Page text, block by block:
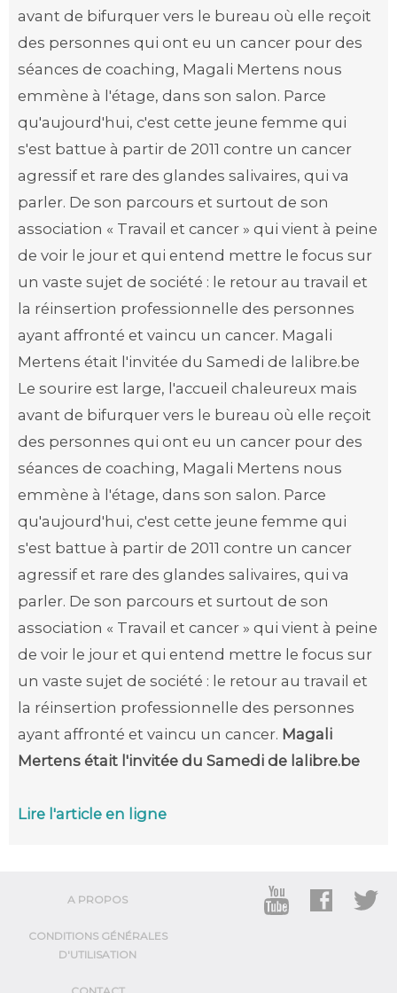
avant de bifurquer vers le bureau où elle reçoit
des personnes qui ont eu un cancer pour des
séances de coaching, Magali Mertens nous
emmène à l'étage, dans son salon. Parce
qu'aujourd'hui, c'est cette jeune femme qui
s'est battue à partir de 2011 contre un cancer
agressif et rare des glandes salivaires, qui va
parler. De son parcours et surtout de son
association « Travail et cancer » qui vient à peine
de voir le jour et qui entend mettre le focus sur
un vaste sujet de société : le retour au travail et
la réinsertion professionnelle des personnes
ayant affronté et vaincu un cancer. Magali
Mertens était l'invitée du Samedi de lalibre.be
Le sourire est large, l'accueil chaleureux mais
avant de bifurquer vers le bureau où elle reçoit
des personnes qui ont eu un cancer pour des
séances de coaching, Magali Mertens nous
emmène à l'étage, dans son salon. Parce
qu'aujourd'hui, c'est cette jeune femme qui
s'est battue à partir de 2011 contre un cancer
agressif et rare des glandes salivaires, qui va
parler. De son parcours et surtout de son
association « Travail et cancer » qui vient à peine
de voir le jour et qui entend mettre le focus sur
un vaste sujet de société : le retour au travail et
la réinsertion professionnelle des personnes
ayant affronté et vaincu un cancer. Magali
Mertens était l'invitée du Samedi de lalibre.be
Lire l'article en ligne
A PROPOS
CONDITIONS GÉNÉRALES
D'UTILISATION